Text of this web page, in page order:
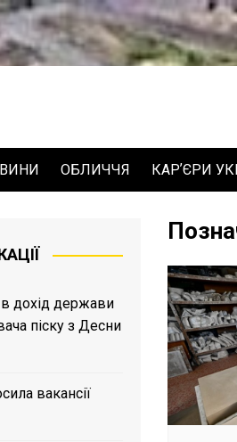
ОБЛИЧЧЯ КАРʼЄРИ
дохід держави
піску з Десни
вакансії